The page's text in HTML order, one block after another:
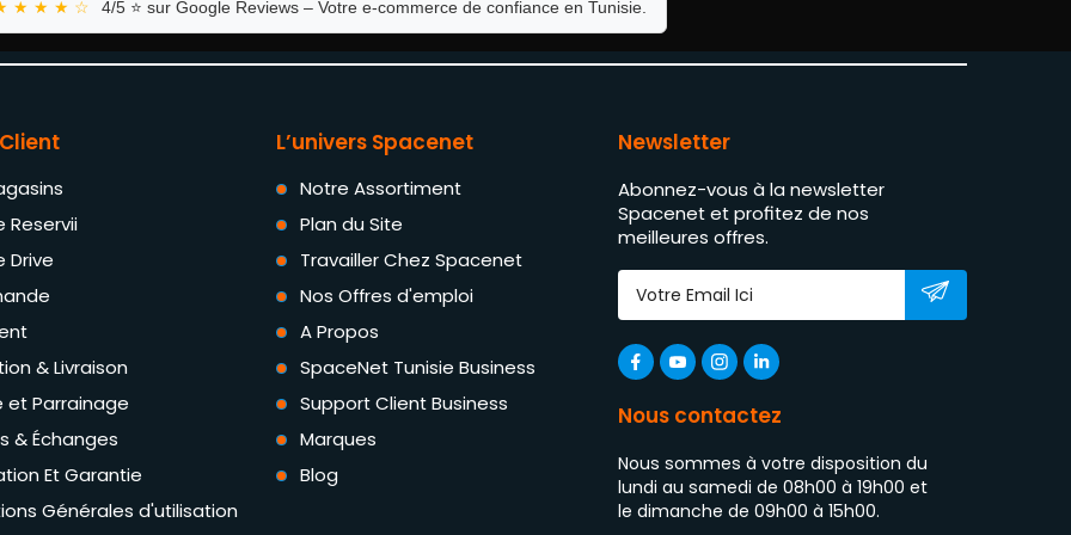
★ ★ ★ ☆ 4/5 ⭐ sur Google Reviews – Votre e-commerce de confiance en Tunisie.
Reservii
Drive
& Livraison
et Parrainage
& Échanges
Et Garantie
Générales d'utilisation
L’univers Spacenet
Notre Assortiment
Plan du Site
Travailler Chez Spacenet
Nos Offres d'emploi
A Propos
SpaceNet Tunisie Business
Support Client Business
Marques
Blog
Newsletter
Abonnez-vous à la newsletter
Spacenet et profitez de nos
meilleures offres.
Nous contactez
Nous sommes à votre disposition du
lundi au samedi de 08h00 à 19h00 et
le dimanche de 09h00 à 15h00.